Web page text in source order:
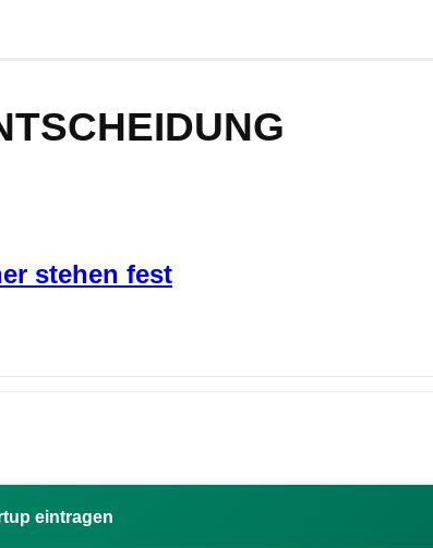
stehen fest
eintragen